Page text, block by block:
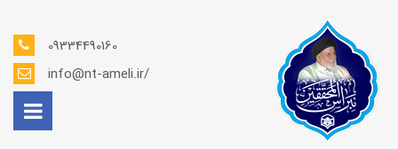
09334490160
info@nt-ameli.ir/